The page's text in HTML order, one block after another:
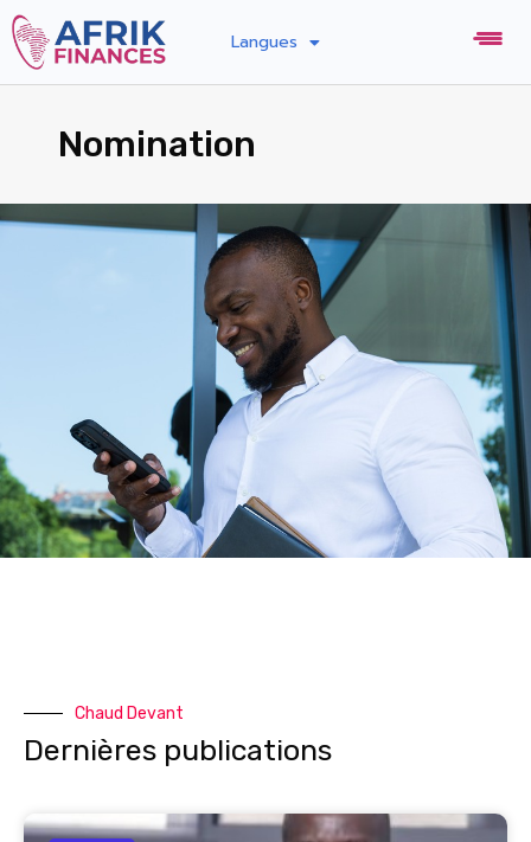
Langues
Nomination
Chaud Devant
Dernières publications